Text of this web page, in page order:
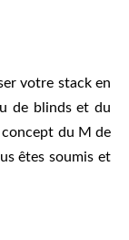
votre stack en
de blinds et du
concept du M de
êtes soumis et